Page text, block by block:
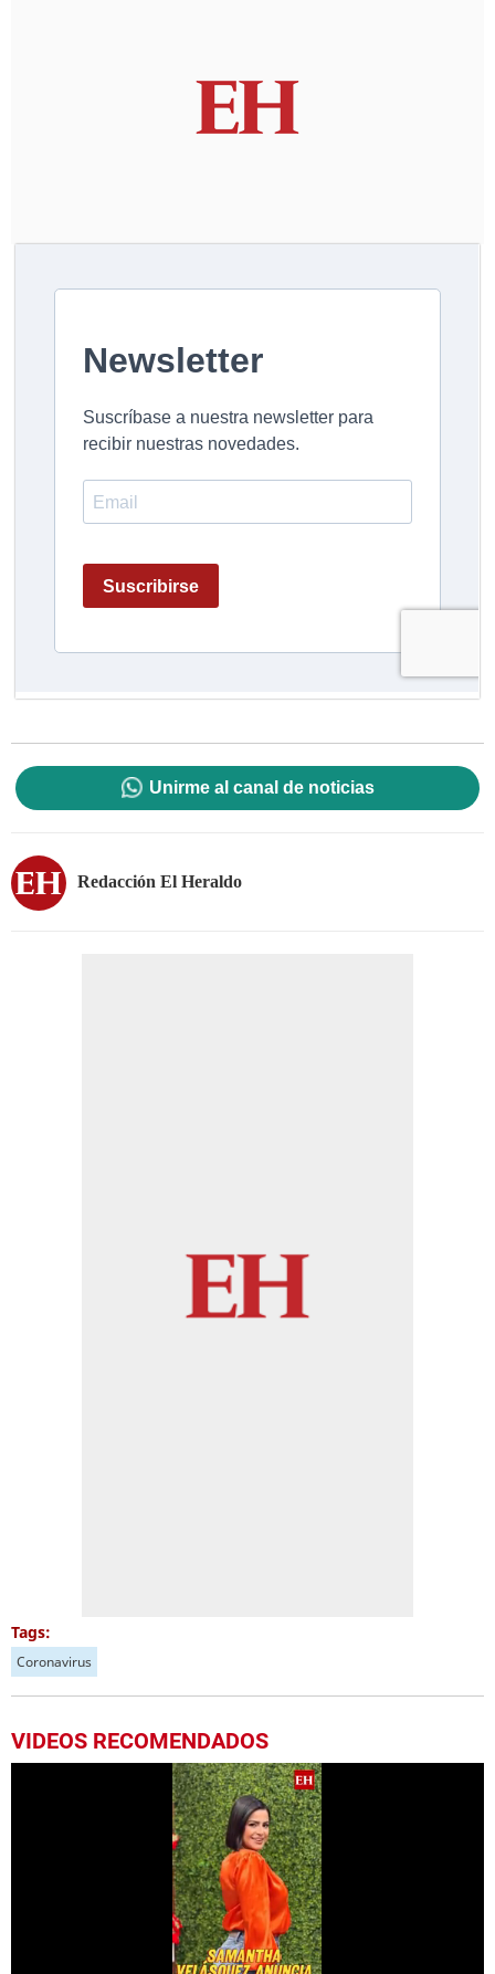
Unirme al canal de noticias
Redacción El Heraldo
Tags:
Coronavirus
VIDEOS RECOMENDADOS